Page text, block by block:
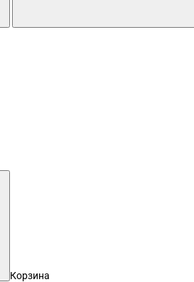
Корзина